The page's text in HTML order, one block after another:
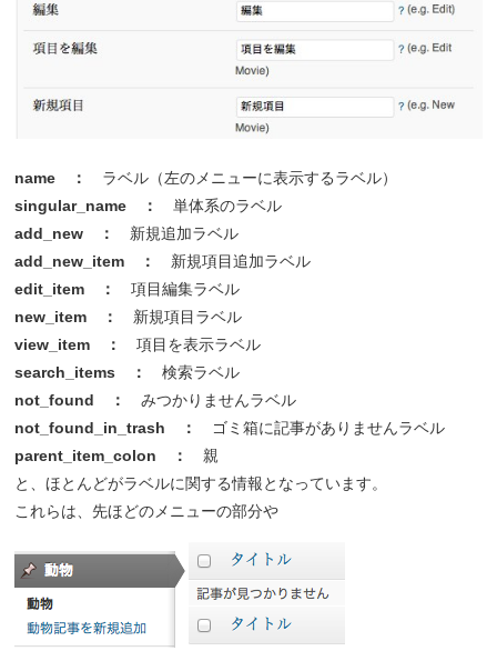
name ： ラベル（左のメニューに表示するラベル）
singular_name ： 単体系のラベル
add_new ： 新規追加ラベル
add_new_item ： 新規項目追加ラベル
edit_item ： 項目編集ラベル
new_item ： 新規項目ラベル
view_item ： 項目を表示ラベル
search_items ： 検索ラベル
not_found ： みつかりませんラベル
not_found_in_trash ： ゴミ箱に記事がありませんラベル
parent_item_colon ： 親
と、ほとんどがラベルに関する情報となっています。
これらは、先ほどのメニューの部分や